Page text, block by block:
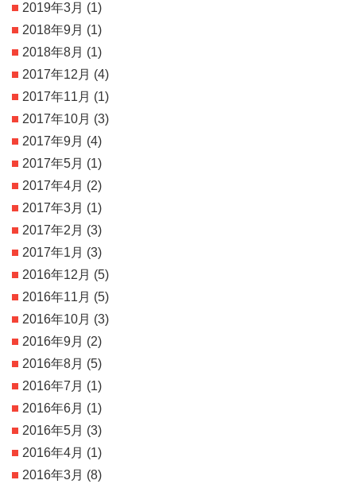
2019年3月 (1)
2018年9月 (1)
2018年8月 (1)
2017年12月 (4)
2017年11月 (1)
2017年10月 (3)
2017年9月 (4)
2017年5月 (1)
2017年4月 (2)
2017年3月 (1)
2017年2月 (3)
2017年1月 (3)
2016年12月 (5)
2016年11月 (5)
2016年10月 (3)
2016年9月 (2)
2016年8月 (5)
2016年7月 (1)
2016年6月 (1)
2016年5月 (3)
2016年4月 (1)
2016年3月 (8)